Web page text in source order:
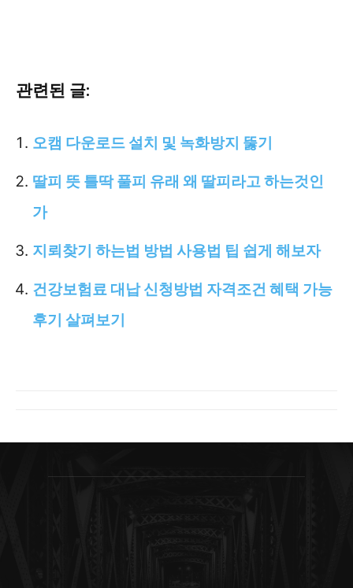
관련된 글:
오캠 다운로드 설치 및 녹화방지 뚫기
딸피 뜻 틀딱 풀피 유래 왜 딸피라고 하는것인
가
지뢰찾기 하는법 방법 사용법 팁 쉽게 해보자
건강보험료 대납 신청방법 자격조건 혜택 가능
후기 살펴보기